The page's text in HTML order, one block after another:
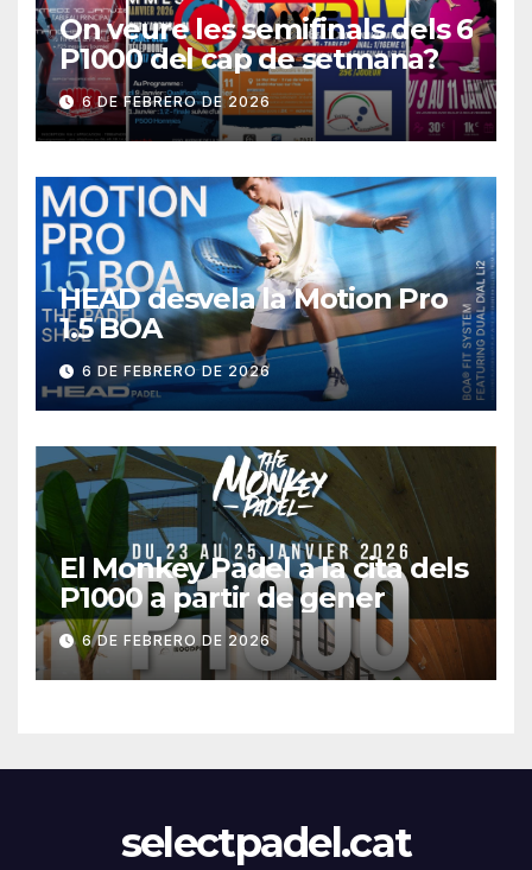
On veure les semifinals dels 6
P1000 del cap de setmana?
6 DE FEBRERO DE 2026
HEAD desvela la Motion Pro
1.5 BOA
6 DE FEBRERO DE 2026
El Monkey Padel a la cita dels
P1000 a partir de gener
6 DE FEBRERO DE 2026
selectpadel.cat